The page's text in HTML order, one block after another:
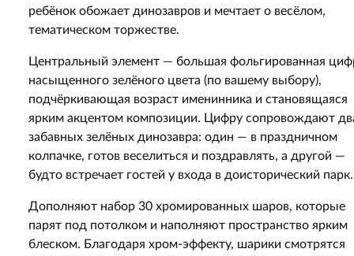
ребёнок обожает динозавров и мечтает о весёлом,
тематическом торжестве.
Центральный элемент — большая фольгированная
насыщенного зелёного цвета (по вашему выбору),
подчёркивающая возраст именинника и становящаяся
ярким акцентом композиции. Цифру сопровождают
забавных зелёных динозавра: один — в праздничном
колпачке, готов веселиться и поздравлять, а другой —
будто встречает гостей у входа в доисторический парк.
Дополняют набор 30 хромированных шаров, которые
парят под потолком и наполняют пространство ярким
блеском. Благодаря хром-эффекту, шарики смотрятся